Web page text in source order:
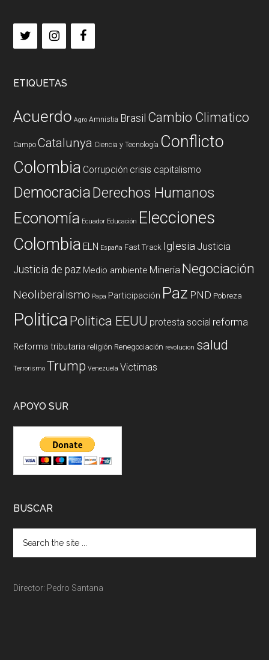
ETIQUETAS
Acuerdo Agro Amnistia Brasil Cambio Climatico
Campo Catalunya Ciencia y Tecnología Conflicto
Colombia Corrupción crisis capitalismo
DemocraciaDerechos Humanos
Economía Ecuador Educación Elecciones
Colombia ELN España Fast Track Iglesia Justicia
Justicia de paz Medio ambiente Mineria Negociación
Neoliberalismo Papa Participación Paz PND Pobreza
PoliticaPolitica EEUU protesta social reforma
Reforma tributaria religión Renegociación revolucion salud
Terrorismo Trump Venezuela Victimas
APOYO SUR
BUSCAR
Director: Pedro Santana